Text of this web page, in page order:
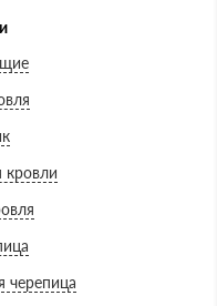
кровли
черепица